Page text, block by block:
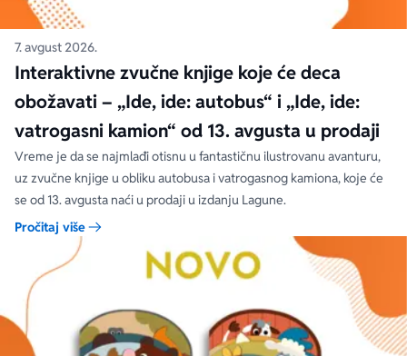
7. avgust 2026.
Interaktivne zvučne knjige koje će deca
obožavati – „Ide, ide: autobus“ i „Ide, ide:
vatrogasni kamion“ od 13. avgusta u prodaji
Vreme je da se najmlađi otisnu u fantastičnu ilustrovanu avanturu,
uz zvučne knjige u obliku autobusa i vatrogasnog kamiona, koje će
se od 13. avgusta naći u prodaji u izdanju Lagune.
Pročitaj više